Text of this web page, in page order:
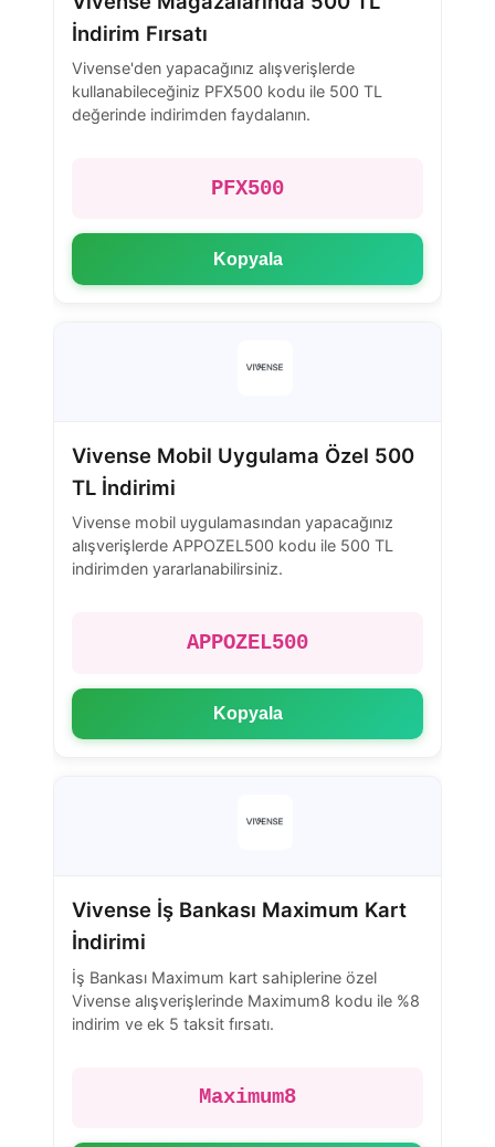
İndirim Fırsatı
Vivense'den yapacağınız alışverişlerde
kullanabileceğiniz PFX500 kodu ile 500 TL
değerinde indirimden faydalanın.
PFX500
Kopyala
Vivense Mobil Uygulama Özel 500
TL İndirimi
Vivense mobil uygulamasından yapacağınız
alışverişlerde APPOZEL500 kodu ile 500 TL
indirimden yararlanabilirsiniz.
APPOZEL500
Kopyala
Vivense İş Bankası Maximum Kart
İndirimi
İş Bankası Maximum kart sahiplerine özel
Vivense alışverişlerinde Maximum8 kodu ile %8
indirim ve ek 5 taksit fırsatı.
Maximum8